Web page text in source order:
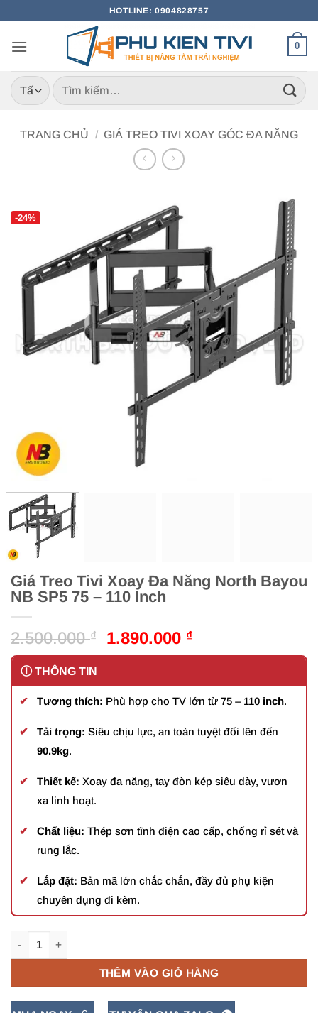
nội
HOTLINE: 0904828757
0
Tìm
kiếm:
TRANG CHỦ / GIÁ TREO TIVI XOAY GÓC ĐA NĂNG
-24%
Giá Treo Tivi Xoay Đa Năng North Bayou
NB SP5 75 – 110 Inch
2.500.000₫
Giá
gốc
2.500.000 ₫.
1.890.000 ₫Giá
hiện
là:
1.890.000 ₫.
Tương thích: Phù hợp cho TV lớn từ 75 – 110 inch.
Tải trọng: Siêu chịu lực, an toàn tuyệt đối lên đến
90.9kg.
Thiết kế: Xoay đa năng, tay đòn kép siêu dày, vươn
xa linh hoạt.
Chất liệu: Thép sơn tĩnh điện cao cấp, chống rỉ sét và
rung lắc.
Lắp đặt: Bản mã lớn chắc chắn, đầy đủ phụ kiện
chuyên dụng đi kèm.
THÊM VÀO GIỎ HÀNG